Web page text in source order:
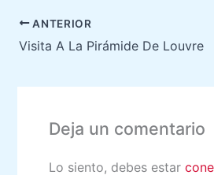
ANTERIOR
Visita A La Pirámide De Louvre
Deja un comentario
Lo siento, debes estar